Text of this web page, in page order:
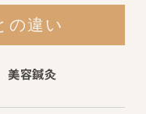
の違い
美容鍼灸